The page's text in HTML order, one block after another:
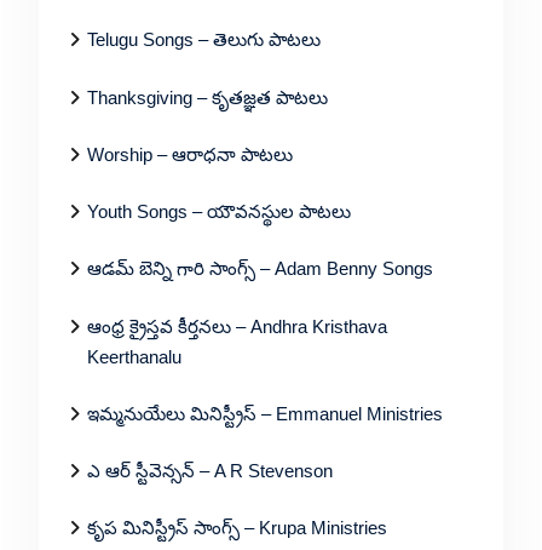
Telugu Songs – తెలుగు పాటలు
Thanksgiving – కృతజ్ఞత పాటలు
Worship – ఆరాధనా పాటలు
Youth Songs – యౌవనస్థుల పాటలు
ఆడమ్ బెన్ని గారి సాంగ్స్ – Adam Benny Songs
ఆంధ్ర క్రైస్తవ కీర్తనలు – Andhra Kristhava
Keerthanalu
ఇమ్మనుయేలు మినిస్ట్రీస్ – Emmanuel Ministries
ఎ ఆర్ స్టీవెన్సన్ – A R Stevenson
కృప మినిస్ట్రీస్ సాంగ్స్ – Krupa Ministries